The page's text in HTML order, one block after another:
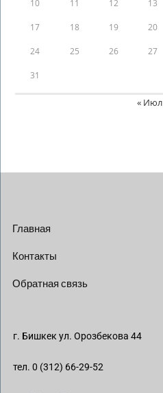
10 11 12 13
17 18 19 20
24 25 26 27
31
« Июл
Главная
Контакты
Обратная связь
г. Бишкек ул. Орозбекова 44
тел. 0 (312) 66-29-52